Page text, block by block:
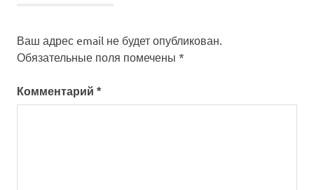
Ваш адрес email не будет опубликован.
Обязательные поля помечены *
Комментарий *